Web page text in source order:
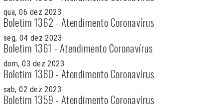
qua, 06 dez 2023
Boletim 1362 - Atendimento Coronavírus
seg, 04 dez 2023
Boletim 1361 - Atendimento Coronavírus
dom, 03 dez 2023
Boletim 1360 - Atendimento Coronavírus
sab, 02 dez 2023
Boletim 1359 - Atendimento Coronavírus